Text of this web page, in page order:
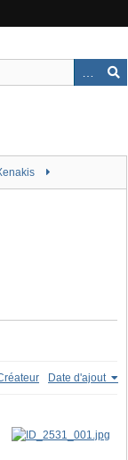
Date d'ajout